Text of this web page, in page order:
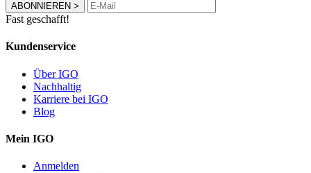
ABONNIEREN >
Fast geschafft!
Kundenservice
Über IGO
Nachhaltig
Karriere bei IGO
Blog
Mein IGO
Anmelden